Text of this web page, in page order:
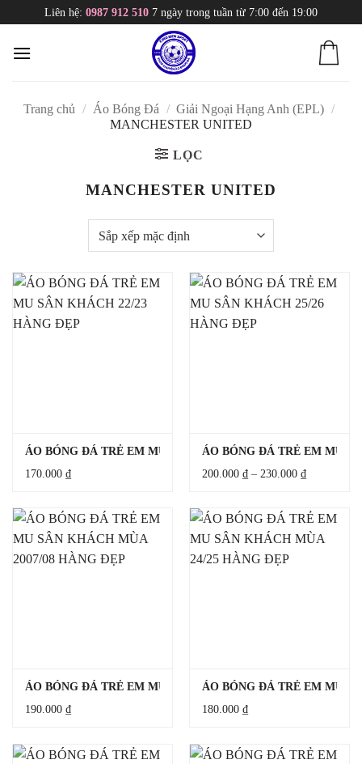
content
Liên hệ: 0987 912 510 7 ngày trong tuần từ 7:00 đến 19:00
Trang chủ / Áo Bóng Đá / Giải Ngoại Hạng Anh (EPL) /
MANCHESTER UNITED
LỌC
MANCHESTER UNITED
ÁO BÓNG ĐÁ TRẺ EM MU SÂN KHÁCH 22/23 HÀNG ĐẸP
170.000 ₫
ÁO BÓNG ĐÁ TRẺ EM MU
200.000 ₫ – 230.000 ₫Khoảng
đến
230.000 ₫
ÁO BÓNG ĐÁ TRẺ EM MU SÂN KHÁCH MÙA 2007/08 HÀNG
190.000 ₫
ÁO BÓNG ĐÁ TRẺ EM MU
180.000 ₫